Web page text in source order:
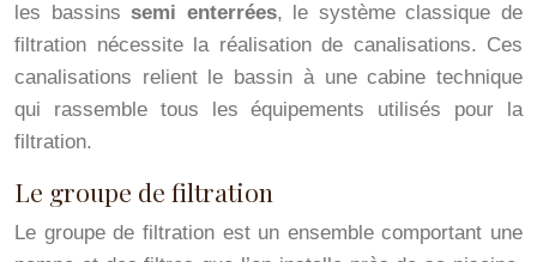
les bassinssemi enterrées, le système classique de
filtration nécessite la réalisation de canalisations. Ces
canalisations relient le bassin à une cabine technique
qui rassemble tous les équipements utilisés pour la
filtration.
Le groupe de filtration
Le groupe de filtration est un ensemble comportant une